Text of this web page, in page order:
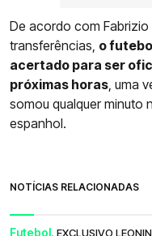
De acordo com
transferências, o
acertado para ser
próximas horas, uma
somou qualquer minuto
espanhol.
NOTÍCIAS RELACIONADAS
Futebol. EXCLUSIVO